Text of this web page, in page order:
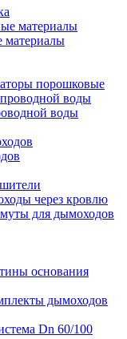
материалы
порошковые
воды
через кровлю
для дымоходов
основания
дымоходов
Dn 60/100